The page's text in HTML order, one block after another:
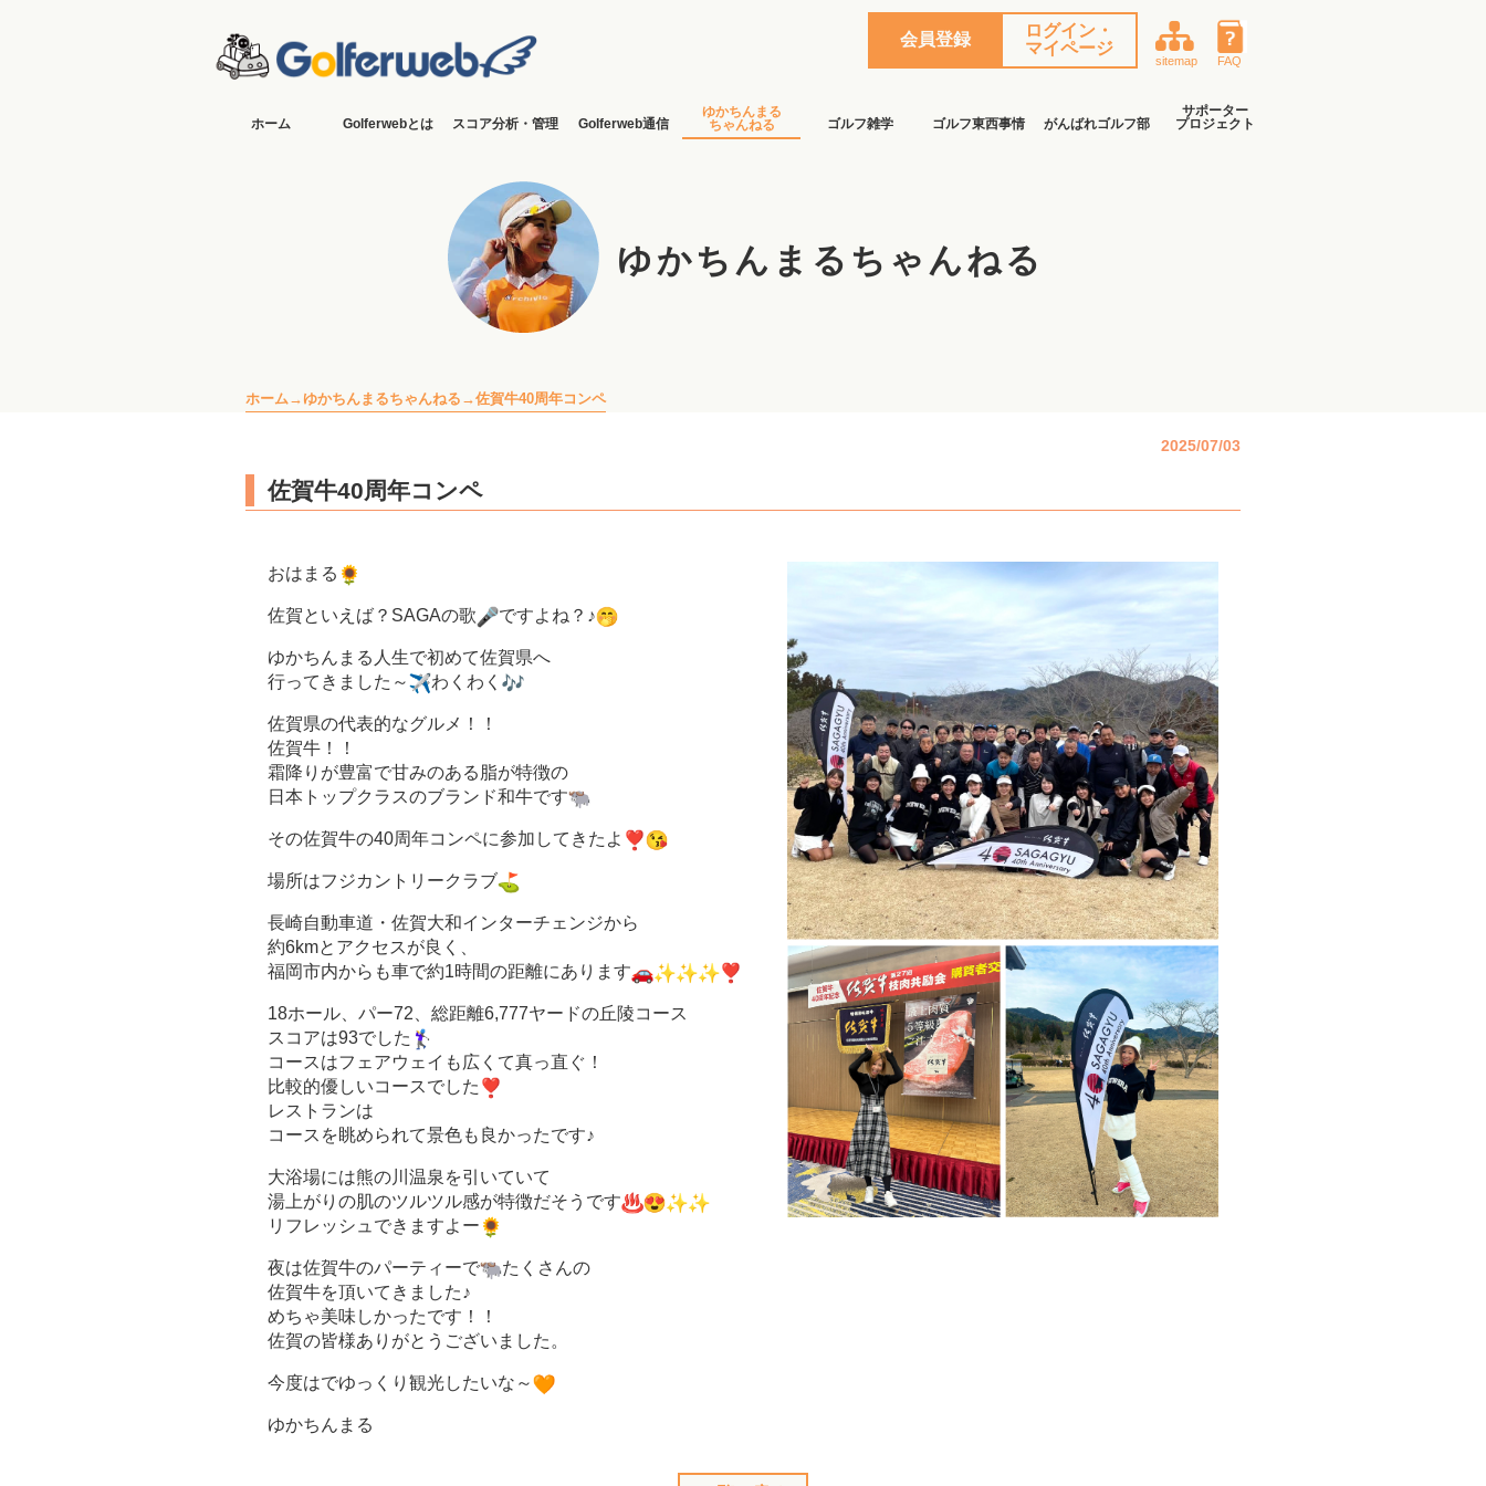
FAQ
sitemap
ログイン・
マイページ
会員登録
ホーム Golferwebとは スコア分析・管理 Golferweb通信
ゆかちんまる
ちゃんねる
ゴルフ雑学 ゴルフ東西事情 がんばれゴルフ部
サポーター
プロジェクト
ゆかちんまるちゃんねる
ホーム ゆかちんまるちゃんねる 佐賀牛40周年コンペ
2025/07/03
佐賀牛40周年コンペ
おはまる
佐賀といえば？SAGAの歌 ですよね？♪
ゆかちんまる人生で初めて佐賀県へ
行ってきました～
わくわく
佐賀県の代表的なグルメ！！
佐賀牛！！
霜降りが豊富で甘みのある脂が特徴の
日本トップクラスのブランド和牛です
その佐賀牛の40周年コンペに参加してきたよ
場所はフジカントリークラブ
長崎自動車道・佐賀大和インターチェンジから
約6kmとアクセスが良く、
福岡市内からも車で約1時間の距離にあります
18ホール、パー72、総距離6,777ヤードの丘陵コース
スコアは93でした
コースはフェアウェイも広くて真っ直ぐ！
比較的優しいコースでした
レストランは
コースを眺められて景色も良かったです♪
大浴場には熊の川温泉を引いていて
湯上がりの肌のツルツル感が特徴だそうです
リフレッシュできますよー
夜は佐賀牛のパーティーで
たくさんの
佐賀牛を頂いてきました♪
めちゃ美味しかったです！！
佐賀の皆様ありがとうございました。
今度はでゆっくり観光したいな～
ゆかちんまる